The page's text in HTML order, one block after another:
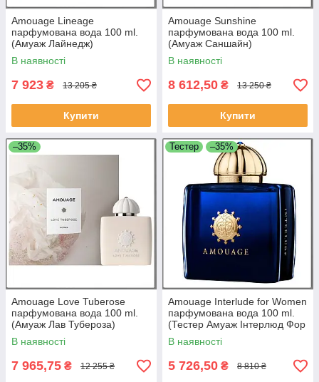
Amouage Lineage
парфумована вода 100 ml.
(Амуаж Лайнедж)
В наявності
7 923 ₴ 13 205 ₴
Купити
Amouage Sunshine
парфумована вода 100 ml.
(Амуаж Саншайн)
В наявності
8 612,50 ₴ 13 250 ₴
Купити
–35%
Amouage Love Tuberose
парфумована вода 100 ml.
(Амуаж Лав Тубероза)
В наявності
7 965,75 ₴ 12 255 ₴
Тестер –35%
Amouage Interlude for Women
парфумована вода 100 ml.
(Тестер Амуаж Інтерлюд Фор
Вумен)
В наявності
5 726,50 ₴ 8 810 ₴